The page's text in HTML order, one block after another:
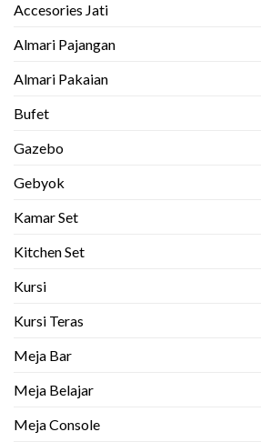
Accesories Jati
Almari Pajangan
Almari Pakaian
Bufet
Gazebo
Gebyok
Kamar Set
Kitchen Set
Kursi
Kursi Teras
Meja Bar
Meja Belajar
Meja Console